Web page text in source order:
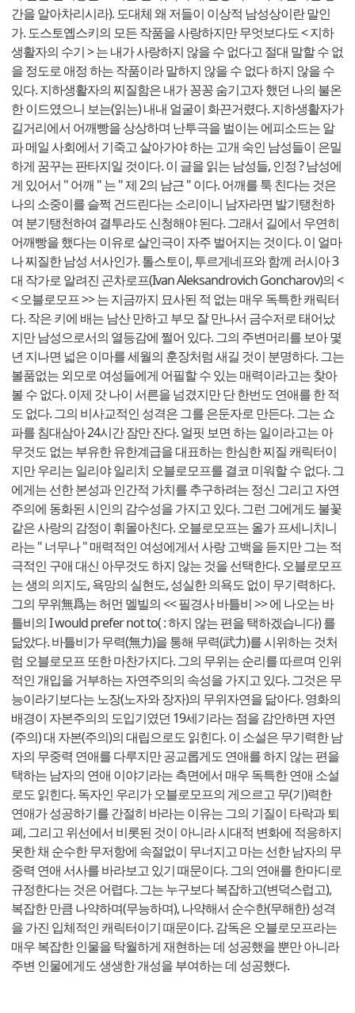
간을 알아차리시라). 도대체 왜 저들이 이상적 남성상이란 말인
가. 도스토옙스키의 모든 작품을 사랑하지만 무엇보다도 < 지하
생활자의 수기 > 는 내가 사랑하지 않을 수 없다고 절대 말할 수 없
을 정도로 애정 하는 작품이라 말하지 않을 수 없다 하지 않을 수
있다. 지하생활자의 찌질함은 내가 꽁꽁 숨기고자 했던 나의 불온
한 이드였으니 보는(읽는) 내내 얼굴이 화끈거렸다. 지하생활자가
길거리에서 어깨빵을 상상하며 난투극을 벌이는 에피소드는 알
파 메일 사회에서 기죽고 살아가야 하는 고개 숙인 남성들이 은밀
하게 꿈꾸는 판타지일 것이다. 이 글을 읽는 남성들, 인정 ? 남성에
게 있어서 " 어깨 " 는 " 제 2의 남근 " 이다. 어깨를 툭 친다는 것은
나의 소중이를 슬쩍 건드린다는 소리이니 남자라면 발기탱천하
여 분기탱천하여 결투라도 신청해야 된다. 그래서 길에서 우연히
어깨빵을 했다는 이유로 살인극이 자주 벌어지는 것이다. 이 얼마
나 찌질한 남성 서사인가. 톨스토이, 투르게네프와 함께 러시아 3
대 작가로 알려진 곤차로프(Ivan Aleksandrovich Goncharov)의 <
< 오블로모프 >> 는 지금까지 묘사된 적 없는 매우 독특한 캐릭터
다. 작은 키에 배는 남산 만하고 부모 잘 만나서 금수저로 태어났
지만 남성으로서의 열등감에 쩔어 있다. 그의 주변머리를 보아 몇
년 지나면 넓은 이마를 세월의 훈장처럼 새길 것이 분명하다. 그는
볼품없는 외모로 여성들에게 어필할 수 있는 매력이라고는 찾아
볼 수 없다. 이제 갓 나이 서른을 넘겼지만 단 한번도 연애를 한 적
도 없다. 그의 비사교적인 성격은 그를 은둔자로 만든다. 그는 쇼
파를 침대삼아 24시간 잠만 잔다. 얼핏 보면 하는 일이라고는 아
무것도 없는 부유한 유한계급을 대표하는 한심한 찌질 캐릭터이
지만 우리는 일리야 일리치 오블로모프를 결코 미워할 수 없다. 그
에게는 선한 본성과 인간적 가치를 추구하려는 정신 그리고 자연
주의에 동화된 시인의 감수성을 가지고 있다. 그런 그에게도 불꽃
같은 사랑의 감정이 휘몰아친다. 오블로모프는 올가 프세니치니
라는 " 너무나 " 매력적인 여성에게서 사랑 고백을 듣지만 그는 적
극적인 구애 대신 아무것도 하지 않는 것을 선택한다. 오블로모프
는 생의 의지도, 욕망의 실현도, 성실한 의욕도 없이 무기력하다.
그의 무위無爲는 허먼 멜빌의 << 필경사 바틀비 >> 에 나오는 바
틀비의 I would prefer not to( : 하지 않는 편을 택하겠습니다) 를
닮았다. 바틀비가 무력(無力)을 통해 무력(武力)를 시위하는 것처
럼 오블로모프 또한 마찬가지다. 그의 무위는 순리를 따르며 인위
적인 개입을 거부하는 자연주의의 속성을 가지고 있다. 그것은 무
능이라기보다는 노장(노자와 장자)의 무위자연을 닮아다. 영화의
배경이 자본주의의 도입기였던 19세기라는 점을 감안하면 자연
(주의) 대 자본(주의)의 대립으로도 읽힌다. 이 소설은 무기력한 남
자의 무중력 연애를 다루지만 공교롭게도 연애를 하지 않는 편을
택하는 남자의 연애 이야기라는 측면에서 매우 독특한 연애 소설
로도 읽힌다. 독자인 우리가 오블로모프의 게으르고 무(기)력한
연애가 성공하기를 간절히 바라는 이유는 그의 기질이 타락과 퇴
폐, 그리고 위선에서 비롯된 것이 아니라 시대적 변화에 적응하지
못한 채 순수한 무저항에 속절없이 무너지고 마는 선한 남자의 무
중력 연애 서사를 바라보고 있기 때문이다. 그의 연애를 한마디로
규정한다는 것은 어렵다. 그는 누구보다 복잡하고(변덕스럽고),
복잡한 만큼 나약하며(무능하며), 나약해서 순수한(무해한) 성격
을 가진 입체적인 캐릭터이기 때문이다. 감독은 오블로모프라는
매우 복잡한 인물을 탁월하게 재현하는 데 성공했을 뿐만 아니라
주변 인물에게도 생생한 개성을 부여하는 데 성공했다.